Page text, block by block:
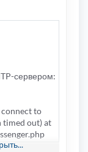
сервером:
to
timed out) at